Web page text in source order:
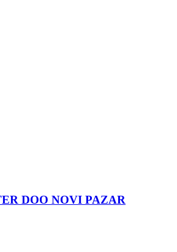
DOO NOVI PAZAR